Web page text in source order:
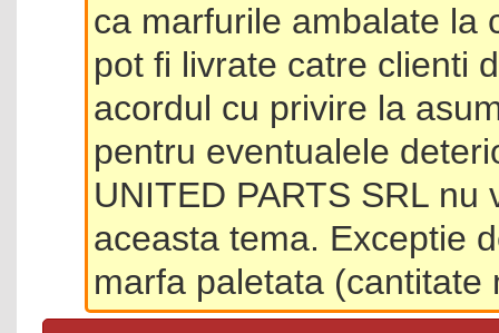
ca marfurile ambalate la
pot fi livrate catre clienti
acordul cu privire la
pentru eventualele
UNITED PARTS SRL
aceasta tema. Exceptie
marfa paletata (cantitate